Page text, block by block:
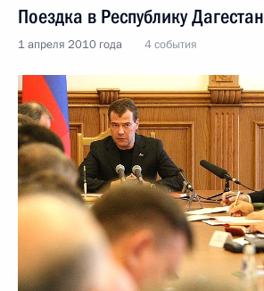
Поездка в Республику Дагестан
1 апреля 2010 года 4 события